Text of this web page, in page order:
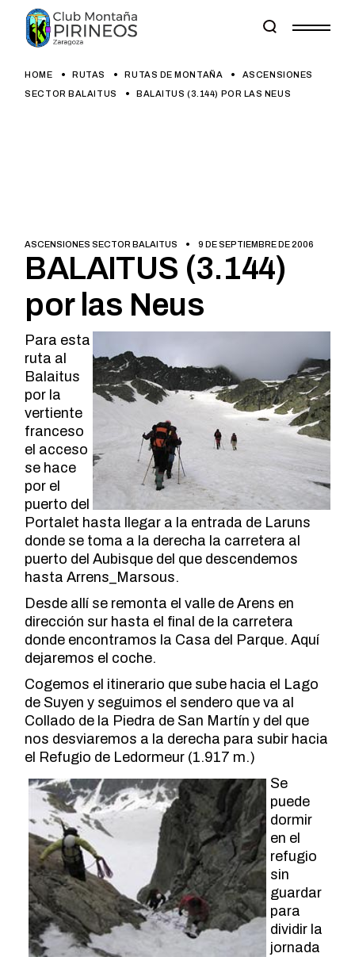
content
HOME RUTAS RUTAS DE MONTAÑA
ASCENSIONES
SECTOR BALAITUS
BALAITUS (3.144) POR LAS NEUS
ASCENSIONES SECTOR BALAITUS 9 DE SEPTIEMBRE DE 2006
BALAITUS (3.144)
por las Neus
Para esta
ruta al
Balaitus
por la
vertiente
franceso
el acceso
se hace
por el
puerto del
Portalet hasta llegar a la entrada de Laruns
donde se toma a la derecha la carretera al
puerto del Aubisque del que descendemos
hasta Arrens_Marsous.
Desde allí se remonta el valle de Arens en
dirección sur hasta el final de la carretera
donde encontramos la Casa del Parque. Aquí
dejaremos el coche.
Cogemos el itinerario que sube hacia el Lago
de Suyen y seguimos el sendero que va al
Collado de la Piedra de San Martín y del que
nos desviaremos a la derecha para subir hacia
el Refugio de Ledormeur (1.917 m.)
Se
puede
dormir
en el
refugio
sin
guardar
para
dividir la
jornada